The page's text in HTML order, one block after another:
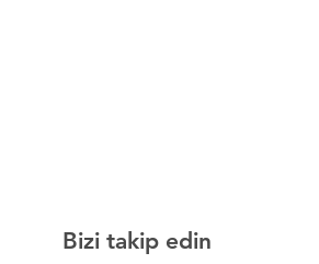
Bizi takip edin